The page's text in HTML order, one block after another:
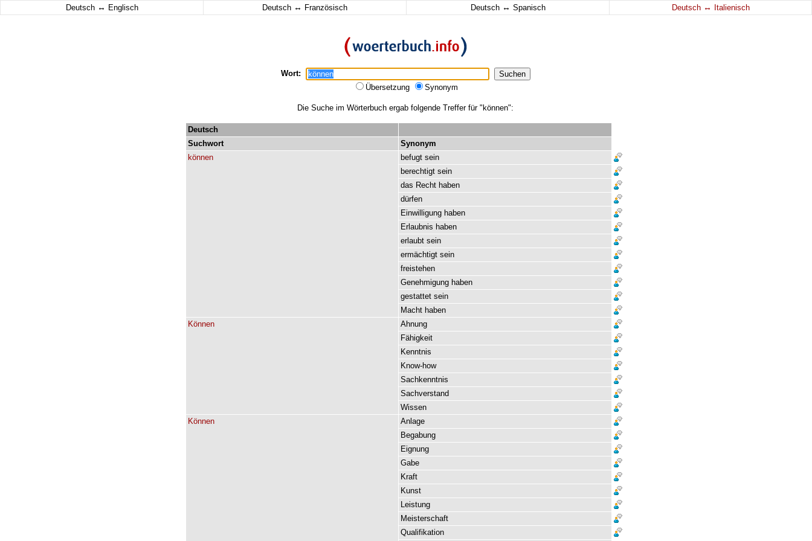
Deutsch ↔ Englisch Deutsch ↔ Französisch Deutsch ↔ Spanisch Deutsch ↔ Italienisch
Wort:
Übersetzung
Synonym
Die Suche im Wörterbuch ergab folgende Treffer für "können":
Deutsch
Suchwort
Synonym
können
befugt sein
berechtigt sein
das Recht haben
dürfen
Einwilligung haben
Erlaubnis haben
erlaubt sein
ermächtigt sein
freistehen
Genehmigung haben
gestattet sein
Macht haben
Können
Ahnung
Fähigkeit
Kenntnis
Know-how
Sachkenntnis
Sachverstand
Wissen
Können
Anlage
Begabung
Eignung
Gabe
Kraft
Kunst
Leistung
Meisterschaft
Qualifikation